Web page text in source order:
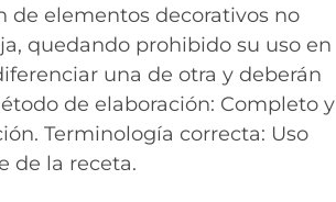
de elementos decorativos no
quedando prohibido su uso en
una de otra y deberán
de elaboración: Completo y
Terminología correcta: Uso
de la receta.